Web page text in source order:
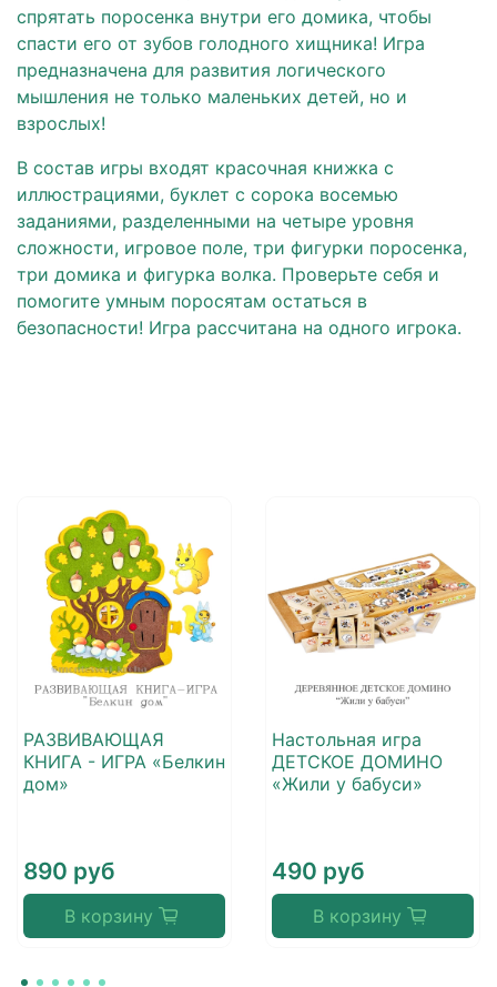
спрятать поросенка внутри его домика, чтобы
спасти его от зубов голодного хищника! Игра
предназначена для развития логического
мышления не только маленьких детей, но и
взрослых!
В состав игры входят красочная книжка с
иллюстрациями, буклет с сорока восемью
заданиями, разделенными на четыре уровня
сложности, игровое поле, три фигурки поросенка,
три домика и фигурка волка. Проверьте себя и
помогите умным поросятам остаться в
безопасности! Игра рассчитана на одного игрока.
РАЗВИВАЮЩАЯ
КНИГА - ИГРА «Белкин
дом»
890 руб
В корзину
Настольная игра
ДЕТСКОЕ ДОМИНО
«Жили у бабуси»
490 руб
В корзину